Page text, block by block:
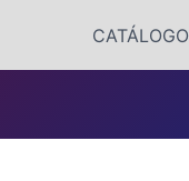
CATÁLOGO